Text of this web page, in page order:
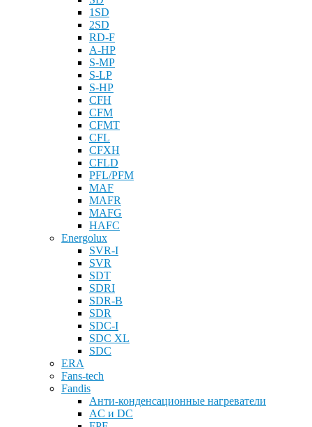
1SD
2SD
RD-F
A-HP
S-MP
S-LP
S-HP
CFH
CFM
CFMT
CFL
CFXH
CFLD
PFL/PFM
MAF
MAFR
MAFG
HAFC
Energolux
SVR-I
SVR
SDT
SDRI
SDR-B
SDR
SDC-I
SDC XL
SDC
ERA
Fans-tech
Fandis
Анти-конденсационные нагреватели
AC и DC